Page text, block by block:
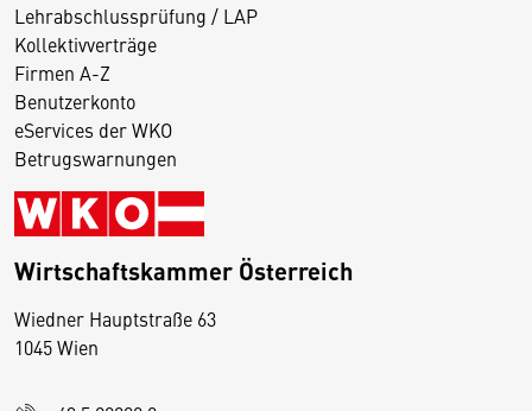
Lehrabschlussprüfung / LAP
Kollektivverträge
Firmen A-Z
Benutzerkonto
eServices der WKO
Betrugswarnungen
Wirtschaftskammer Österreich
Wiedner Hauptstraße 63
1045 Wien
D